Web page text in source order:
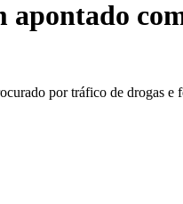
por tráfico de drogas e